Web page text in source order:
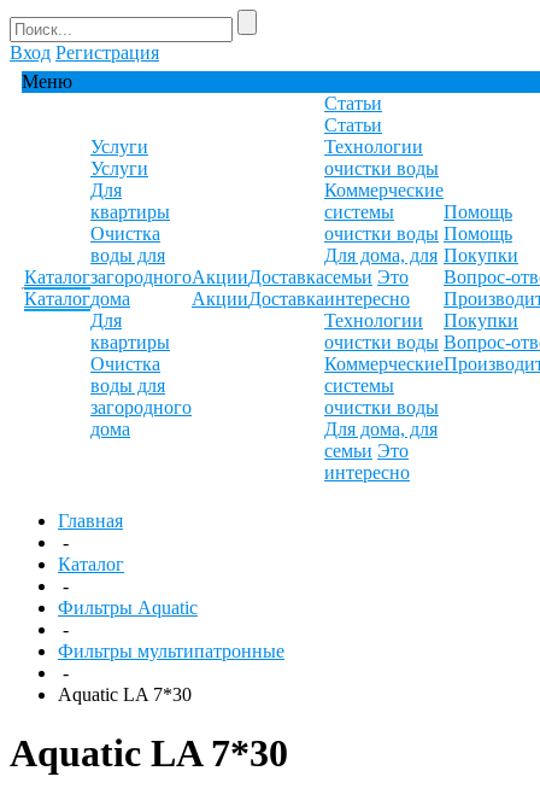
Вход Регистрация
Меню
Каталог
Каталог
Услуги
Услуги
Для
квартиры
Очистка
воды для
загородного
дома
Для
квартиры
Очистка
воды для
загородного
дома
Акции
Акции
Доставка
Доставка
Статьи
Статьи
Технологии
очистки воды
Коммерческие
системы
очистки воды
Для дома, для
семьи Это
интересно
Технологии
очистки воды
Коммерческие
системы
очистки воды
Для дома, для
семьи Это
интересно
Помощь
Помощь
Покупки
Вопрос-
Покупки
Вопрос-
Главная
-
Каталог
-
Фильтры Aquatic
-
Фильтры мультипатронные
-
Aquatic LA 7*30
Aquatic LA 7*30